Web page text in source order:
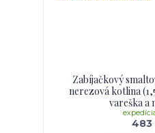
Zabíjačkový
nerezová kotlina
vareška a
483